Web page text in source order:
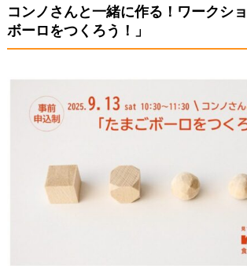
コンノさんと一緒に作る！ワークシ
ボーロをつくろう！」